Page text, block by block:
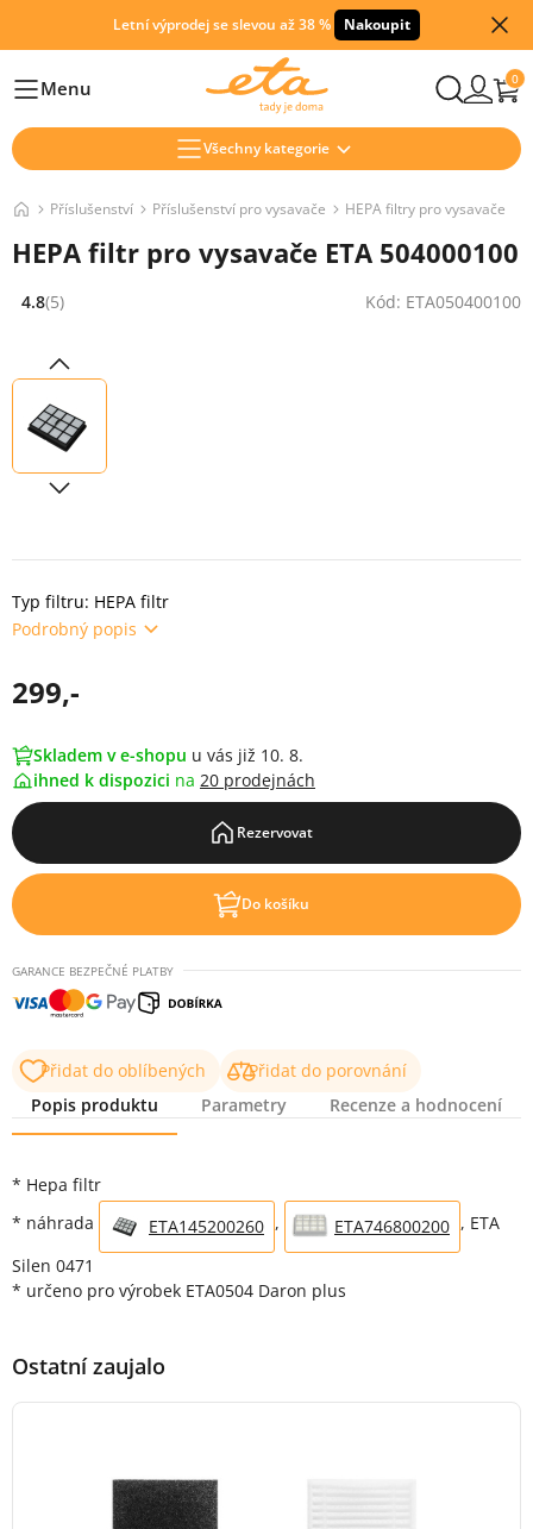
Letní výprodej se slevou až 38 % Nakoupit
HlavníMenu 0
Všechny kategorie
Příslušenství Příslušenství pro vysavače HEPA filtry pro vysavače
HEPA filtr pro vysavače ETA 504000100
Hodnocení: 4.8 z 5 (5 recenzí)
4.8(5) Kód: ETA050400100
Typ filtru: HEPA filtr
Podrobný popis
299,-
Skladem v e-shopu u vás již 10. 8.
ihned k dispozici na 20 prodejnách
Rezervovat
Do košíku
GARANCE BEZPEČNÉ PLATBY
Přidat do oblíbených
Přidat do porovnání
Popis produktu
Parametry Recenze a hodnocení
* Hepa filtr
* náhrada
ETA145200260 , ETA746800200 , ETA
Silen 0471
* určeno pro výrobek ETA0504 Daron plus
Ostatní zaujalo